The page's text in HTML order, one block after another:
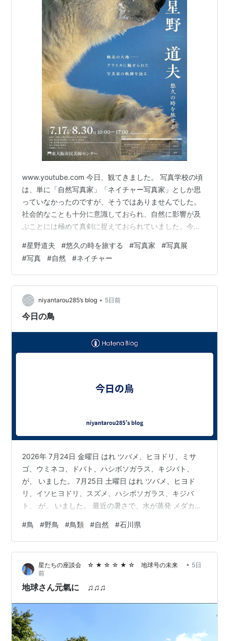
www.youtube.com 今日、観てきました。 写真学校の頃
は、単に「自然写真家」「ネイチャー写真家」としか思
っていなかったのですが、そうではありませんでした。
社会的なことも十分に意識しておられ、自然に影響が及
ぶことには極めて真剣に捉えておられていました。今月8
あらためて残念な想いになりました。 同じ会場で前回
（2018年）行われた写真展「星野道夫の旅」にも足を運
んでおり、この時は本当にたまたまで、この時に星野さ
んが提示されていた「世界」というものが壮大なもので
あることを知ったのです。 そして、2023年にひょんなこ
とからのつながり…
#星野道夫 #悠久の時を旅する #写真家 #写真展
#写真 #自然 #ネイチャー
niyantarou285’s blog • 5日前
今日の鳥
2026年 7月24日 金曜日 はれ ツバメ、ヒヨドリ、ミサ
ゴ、ウミネコ、ドバト、ハシボソガラス、キジバト、
が、 いました。 7月25日 土曜日 はれ ツバメ、ヒヨド
リ、イソヒヨドリ、スズメ、ハシボソガラス、キジバ
ト、 が、 いました。 最近の暑さで、水が蒸発 メダカの
れ替えをせず、不足分を補う 上水道なので、カルキ抜き
を、1日かかっての、おおしごとでした。
#鳥 #野鳥 #鳥類 #自然 #石川県
星たちの座談会 ☆ ★ ☆ ☆ ★ ☆ 地球号の未来 • 5日
前
地球さん元氣に ♫♫♫